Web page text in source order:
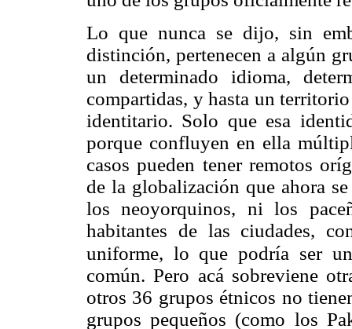
Lo que nunca se dijo, sin
distinción, pertenecen a algún
un determinado idioma,
compartidas, y hasta un
identitario. Solo que esa
porque confluyen en ella
casos pueden tener remotos
de la globalización que ahora
los neoyorquinos, ni los
habitantes de las ciudades,
uniforme, lo que podría ser un
común. Pero acá sobreviene
otros 36 grupos étnicos no
grupos pequeños (como los